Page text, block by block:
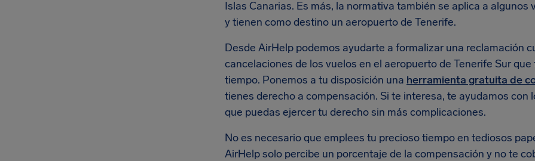
Islas Canarias. Es más, la normativa también se aplica a algunos
y tienen como destino un aeropuerto de Tenerife.
Desde AirHelp podemos ayudarte a formalizar una reclamación
cancelaciones de los vuelos en el aeropuerto de Tenerife Sur
tiempo. Ponemos a tu disposición una herramienta gratuita de
tienes derecho a compensación. Si te interesa, te ayudamos con
que puedas ejercer tu derecho sin más complicaciones.
No es necesario que emplees tu precioso tiempo en tediosos
AirHelp solo percibe un porcentaje de la compensación y no te